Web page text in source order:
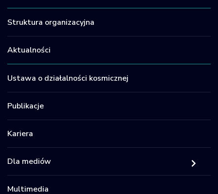
Struktura organizacyjna
Aktualności
Ustawa o działalności kosmicznej
Publikacje
Kariera
Dla mediów
Multimedia